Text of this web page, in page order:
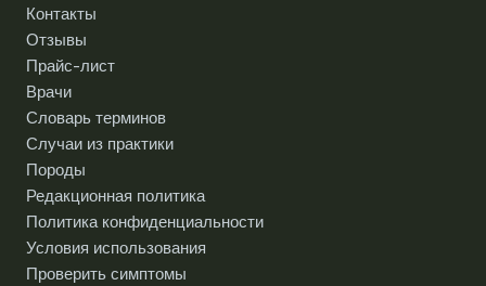
Контакты
Отзывы
Прайс-лист
Врачи
Словарь терминов
Случаи из практики
Породы
Редакционная политика
Политика конфиденциальности
Условия использования
Проверить симптомы